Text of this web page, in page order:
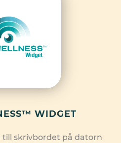
WIDGET
skrivbordet på datorn